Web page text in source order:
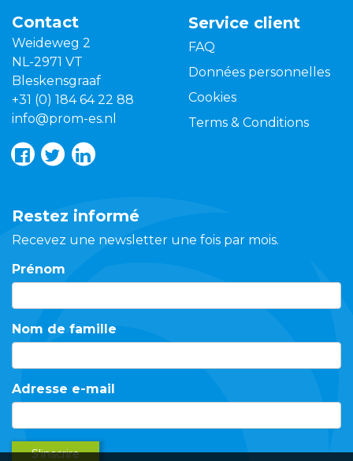
Contact
Weideweg 2
NL-2971 VT
Bleskensgraaf
+31 (0) 184 64 22 88
info@prom-es.nl
Service client
FAQ
Données personnelles
Cookies
Terms & Conditions
Restez informé
Recevez une newsletter une fois par mois.
Prénom
Nom de famille
Adresse e-mail
S'inscrire